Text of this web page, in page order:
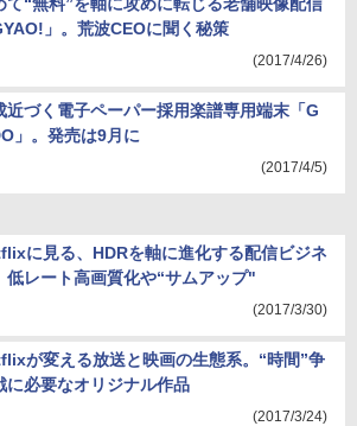
」。荒波CEOに聞く秘策
(2017/4/26)
近づく電子ペーパー採用楽譜専用端末「G
」。発売は9月に
(2017/4/5)
に見る、HDRを軸に進化する配信ビジネ
低レート高画質化や“サムアップ"
(2017/3/30)
が変える放送と映画の生態系。“時間”争
に必要なオリジナル作品
(2017/3/24)